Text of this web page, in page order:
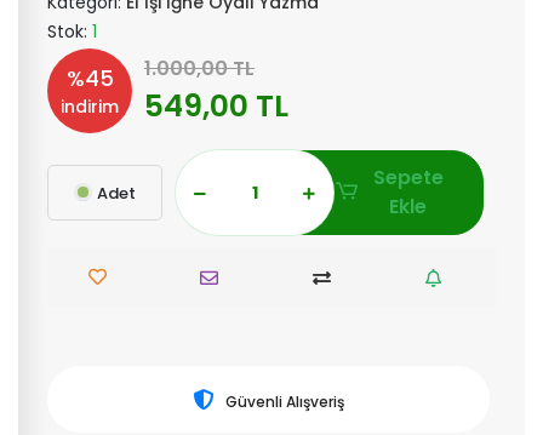
Stok: 1
%45
indirim
1.000,00 TL
549,00 TL
Adet
Sepete
Ekle
Güvenli Alışveriş